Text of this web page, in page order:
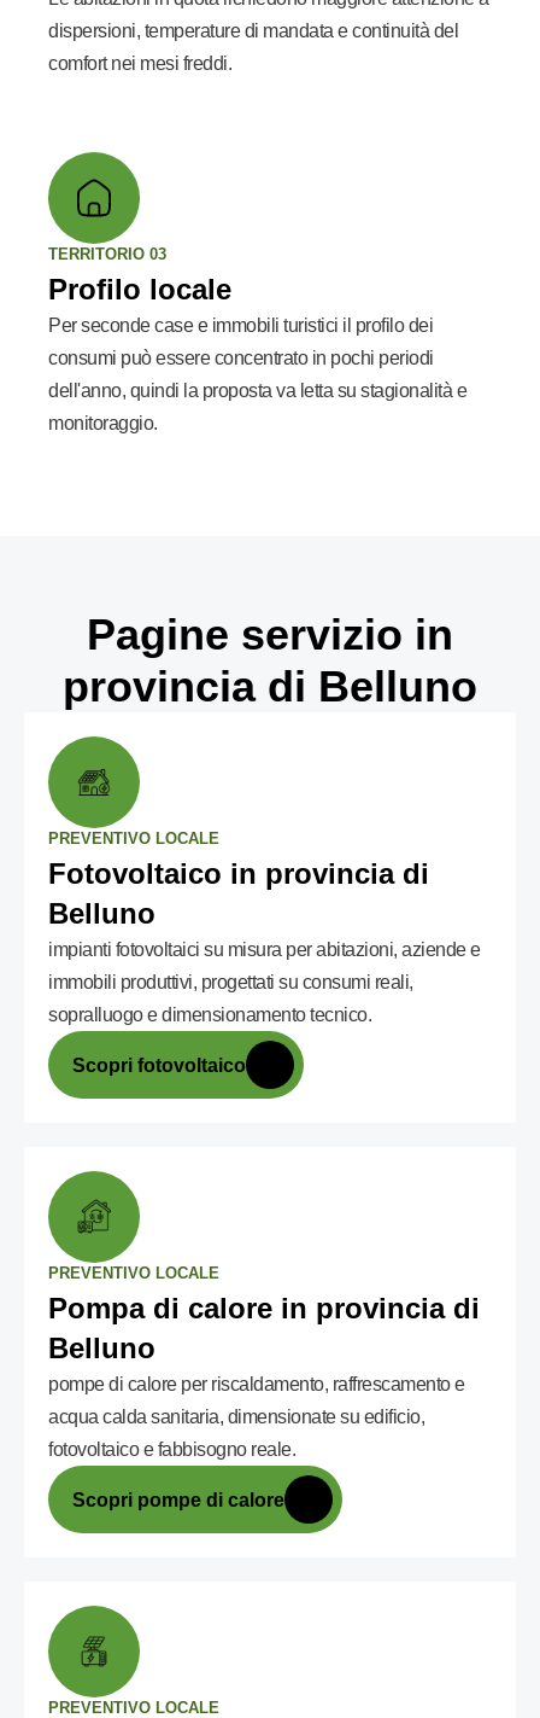
dispersioni, temperature di mandata e continuità del
comfort nei mesi freddi.
TERRITORIO 03
Profilo locale
Per seconde case e immobili turistici il profilo dei
consumi può essere concentrato in pochi periodi
dell'anno, quindi la proposta va letta su stagionalità e
monitoraggio.
Pagine servizio in
provincia di Belluno
PREVENTIVO LOCALE
Fotovoltaico in provincia di
Belluno
impianti fotovoltaici su misura per abitazioni, aziende e
immobili produttivi, progettati su consumi reali,
sopralluogo e dimensionamento tecnico.
Scopri fotovoltaico
PREVENTIVO LOCALE
Pompa di calore in provincia di
Belluno
pompe di calore per riscaldamento, raffrescamento e
acqua calda sanitaria, dimensionate su edificio,
fotovoltaico e fabbisogno reale.
Scopri pompe di calore
PREVENTIVO LOCALE